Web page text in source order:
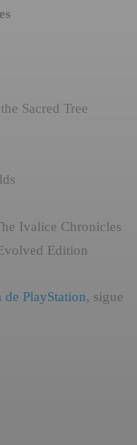
Sacred Tree
Ivalice Chronicles
Edition
de PlayStation, sigue